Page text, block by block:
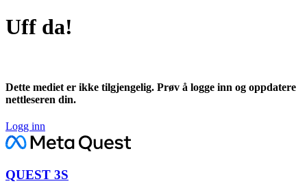
Uff da!
Dette mediet er ikke tilgjengelig. Prøv å logge inn og oppdatere
nettleseren din.
Logg inn
QUEST 3S